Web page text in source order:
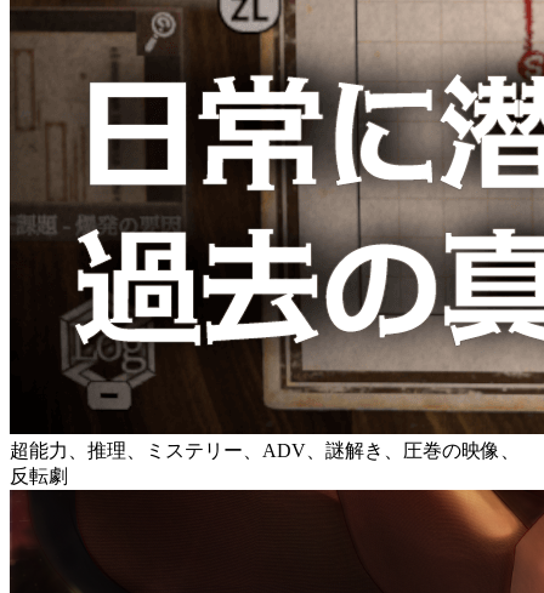
超能力、推理、ミステリー、ADV、謎解き、圧巻の映像、
反転劇